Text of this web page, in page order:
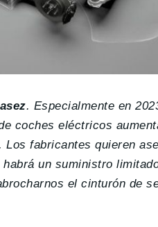
. Especialmente en
coches eléctricos
fabricantes quieren
un suministro
el cinturón de